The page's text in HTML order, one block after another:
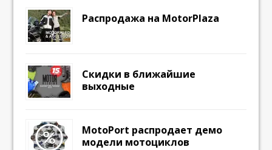
Распродажа на MotorPlaza
Скидки в ближайшие
выходные
MotoPort распродает демо
модели мотоциклов